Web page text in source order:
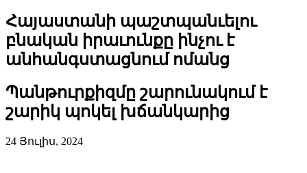
Հայաստանի պաշտպանւելու
բնական իրաւունքը ինչու է
անհանգստացնում ոմանց
Պանթուրքիզմը շարունակում է
շարիկ պոկել խճանկարից
24 Յուլիս, 2024